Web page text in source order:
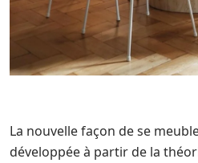
La nouvelle façon de se
développée à partir de la